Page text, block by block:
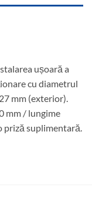
ușoară a
cu diametrul
mm (exterior).
​​mm / lungime
priză suplimentară.